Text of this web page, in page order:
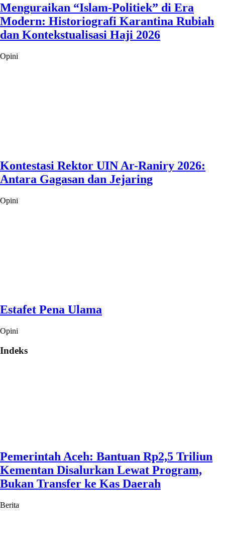
Menguraikan “Islam-Politiek” di Era
Modern: Historiografi Karantina Rubiah
dan Kontekstualisasi Haji 2026
Opini
Kontestasi Rektor UIN Ar-Raniry 2026:
Antara Gagasan dan Jejaring
Opini
Estafet Pena Ulama
Opini
Indeks
Pemerintah Aceh: Bantuan Rp2,5 Triliun
Kementan Disalurkan Lewat Program,
Bukan Transfer ke Kas Daerah
Berita